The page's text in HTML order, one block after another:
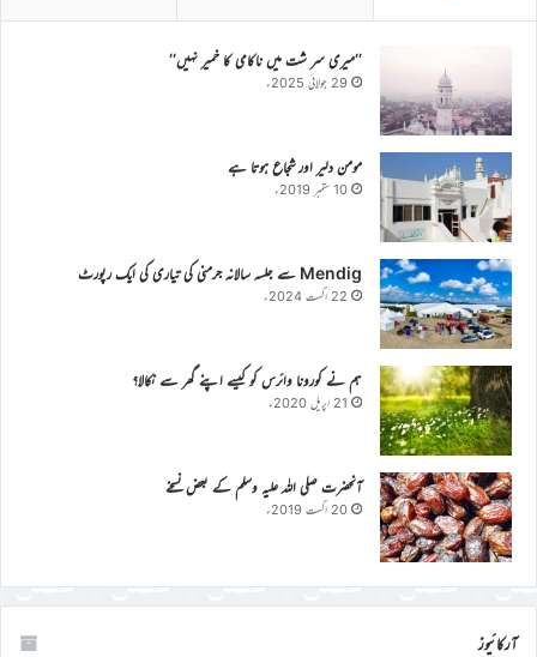
’’میری سر شت میں ناکامی کا خمیر نہیں‘‘
29 جولائی 2025ء
مومن دلیر اور شجاع ہوتا ہے
10 ستمبر 2019ء
Mendig سے جلسہ سالانہ جرمنی کی تیاری کی ایک رپورٹ
22 اگست 2024ء
ہم نے کورونا وائرس کو کیسے اپنے گھر سے نکالا؟
21 اپریل 2020ء
آنحضرت صلی اللہ علیہ وسلم کے بعض نسخے
20 اگست 2019ء
آرکائیوز